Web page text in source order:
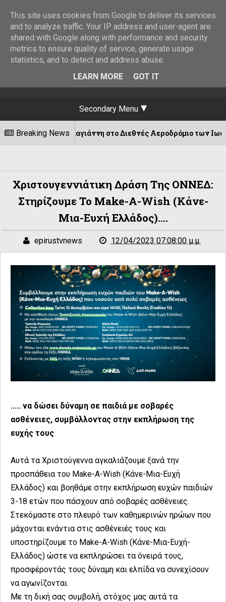
Secondary Menu
Breaking News
Παπαγιάννη στο Διεθνές Αεροδρόμιο των Ιωαννίνων!
Χριστουγεννιάτικη Δράση Της ΟΝΝΕΔ:
Στηρίζουμε Το Make-A-Wish (Κάνε-
Μια-Ευχή Ελλάδος)....
epirustvnews 12/04/2023 07:08:00 μ.μ.
..... να δώσει δύναμη σε παιδιά με σοβαρές
ασθένειες, συμβάλλοντας στην εκπλήρωση της
ευχής τους
Αυτά τα Χριστούγεννα αγκαλιάζουμε ξανά την
προσπάθεια του Make-A-Wish (Κάνε-Μια-Ευχή
Ελλάδος) και βοηθάμε στην εκπλήρωση ευχών παιδιών
3-18 ετών που πάσχουν από σοβαρές ασθένειες.
Στεκόμαστε στο πλευρό των καθημερινών ηρώων που
μάχονται ενάντια στις ασθένειές τους και
υποστηρίζουμε το Make-A-Wish (Κάνε-Μια-Ευχή-
Ελλάδος) ώστε να εκπληρώσει τα όνειρά τους,
προσφέροντάς τους δύναμη και ελπίδα να συνεχίσουν
να αγωνίζονται.
Με τη δική σας συμβολή, στόχος μας αυτά τα
This site uses cookies from Google to deliver its services
and to analyze traffic. Your IP address and user-agent are
shared with Google along with performance and security
metrics to ensure quality of service, generate usage
statistics, and to detect and address abuse.
LEARN MORE
GOT IT